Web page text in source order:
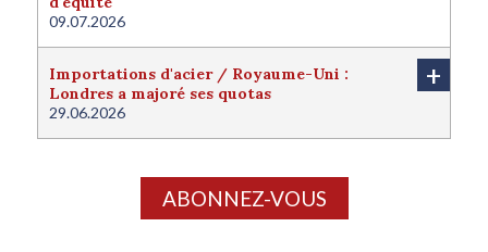
09.07.2026
Importations d'acier / Royaume-Uni :
Londres a majoré ses quotas
29.06.2026
+
ABONNEZ-VOUS